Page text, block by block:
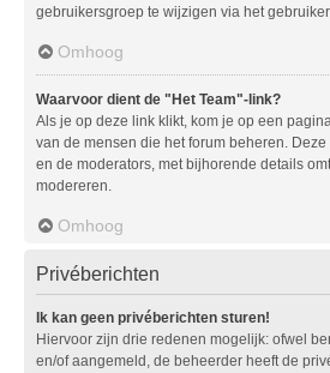
gebruikersgroep te wijzigen via het
Omhoog
Waarvoor dient de "Het Team"-link?
Als je op deze link klikt, kom je op een
van de mensen die het forum beheren.
en de moderators, met bijhorende details
modereren.
Omhoog
Privéberichten
Ik kan geen privéberichten sturen!
Hiervoor zijn drie redenen mogelijk: ofwel
en/of aangemeld, de beheerder heeft de